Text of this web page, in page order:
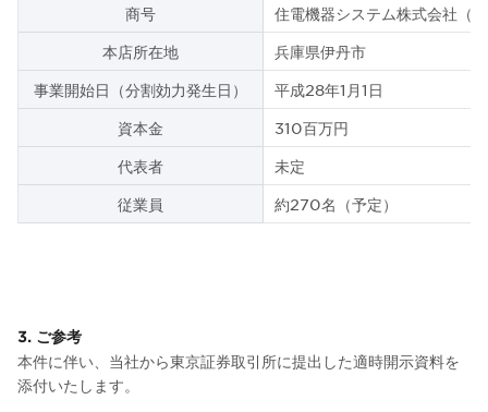
商号
住電機器システム株式会社（
本店所在地
兵庫県伊丹市
事業開始日（分割効力発生日）
平成28年1月1日
資本金
310百万円
代表者
未定
従業員
約270名（予定）
3. ご参考
本件に伴い、当社から東京証券取引所に提出した適時開示資料を
添付いたします。